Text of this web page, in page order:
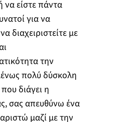
να είστε πάντα
για να
διαχειριστείτε με
την
πολύ δύσκολη
διάγει η
σας απευθύνω ένα
μαζί με την